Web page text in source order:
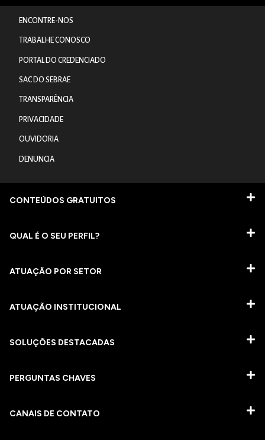
ENCONTRE-NOS
TRABALHE CONOSCO
PORTAL DO CREDENCIADO
SAC DO SEBRAE
TRANSPARÊNCIA
PRIVACIDADE
OUVIDORIA
DENUNCIA
CONTEÚDOS GRATUITOS
QUAL É O SEU PERFIL?
ATUAÇÃO POR SETOR
ATUAÇÃO INSTITUCIONAL
SOLUÇÕES DESTACADAS
PERGUNTAS CHAVES​
CANAIS DE CONTATO